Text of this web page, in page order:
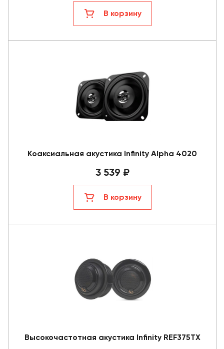
В корзину
Коаксиальная акустика Infinity Alpha 4020
3 539 ₽
В корзину
Высокочастотная акустика Infinity REF375TX